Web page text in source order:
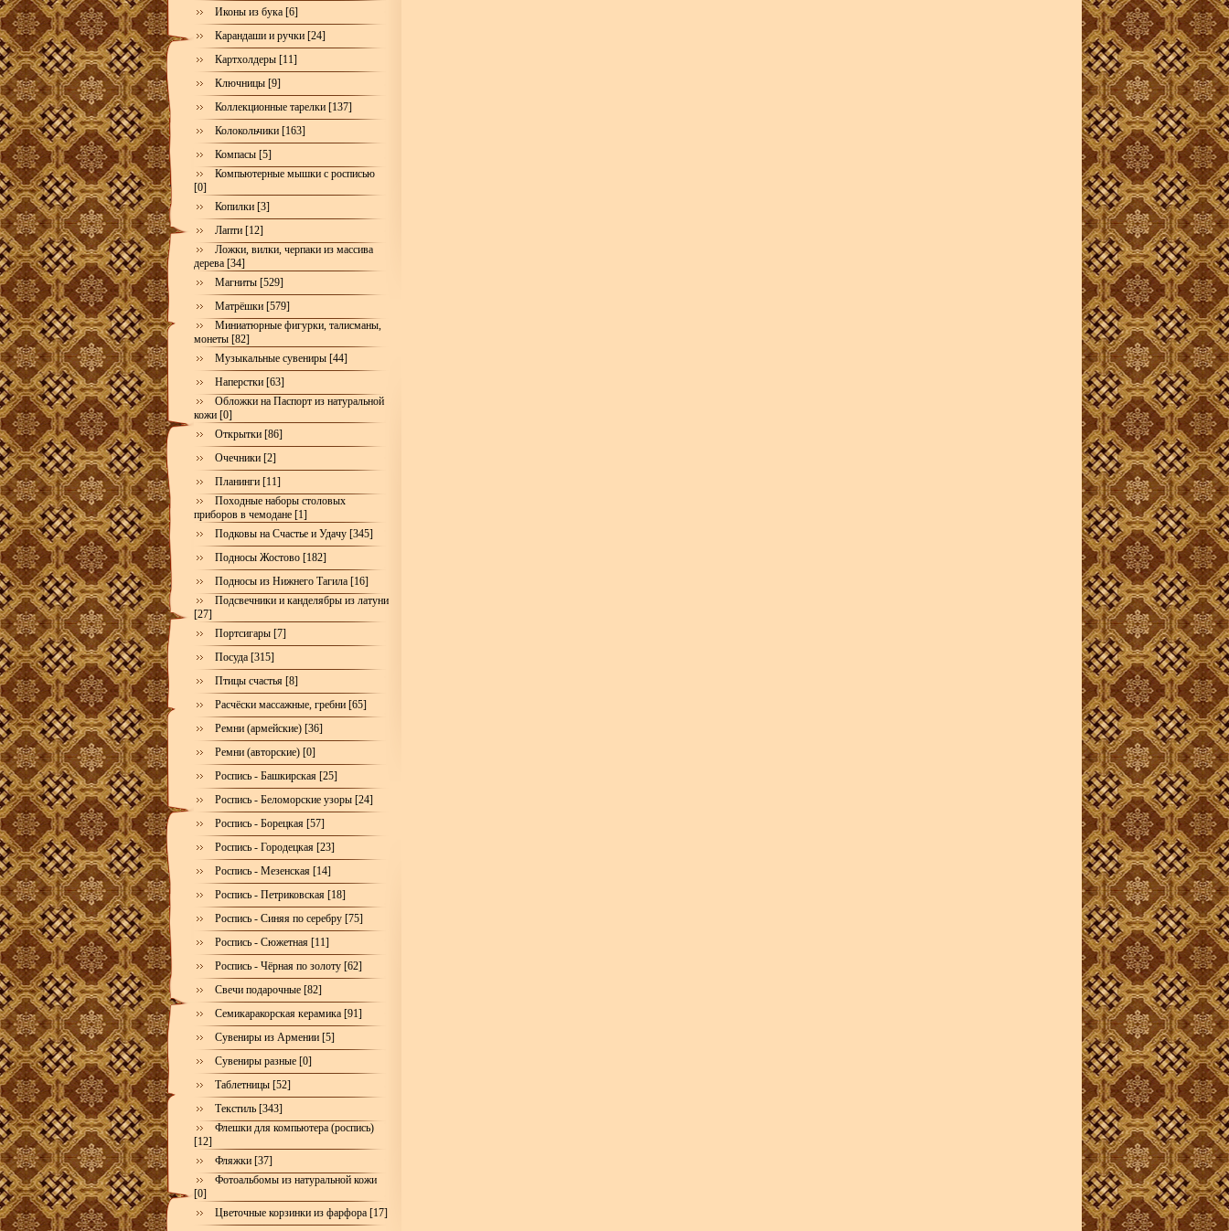
Иконы из бука [6]
Карандаши и ручки [24]
Картхолдеры [11]
Ключницы [9]
Коллекционные тарелки [137]
Колокольчики [163]
Компасы [5]
Компьютерные мышки с росписью
[0]
Копилки [3]
Лапти [12]
Ложки, вилки, черпаки из массива
дерева [34]
Магниты [529]
Матрёшки [579]
Миниатюрные фигурки, талисманы,
монеты [82]
Музыкальные сувениры [44]
Наперстки [63]
Обложки на Паспорт из натуральной
кожи [0]
Открытки [86]
Очечники [2]
Планинги [11]
Походные наборы столовых
приборов в чемодане [1]
Подковы на Счастье и Удачу [345]
Подносы Жостово [182]
Подносы из Нижнего Тагила [16]
Подсвечники и канделябры из латуни
[27]
Портсигары [7]
Посуда [315]
Птицы счастья [8]
Расчёски массажные, гребни [65]
Ремни (армейские) [36]
Ремни (авторские) [0]
Роспись - Башкирская [25]
Роспись - Беломорские узоры [24]
Роспись - Борецкая [57]
Роспись - Городецкая [23]
Роспись - Мезенская [14]
Роспись - Петриковская [18]
Роспись - Синяя по серебру [75]
Роспись - Сюжетная [11]
Роспись - Чёрная по золоту [62]
Свечи подарочные [82]
Семикаракорская керамика [91]
Сувениры из Армении [5]
Сувениры разные [0]
Таблетницы [52]
Текстиль [343]
Флешки для компьютера (роспись)
[12]
Фляжки [37]
Фотоальбомы из натуральной кожи
[0]
Цветочные корзинки из фарфора [17]